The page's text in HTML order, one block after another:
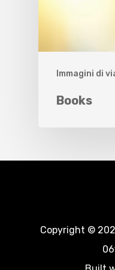
Immagini di
Books
Copyright ©